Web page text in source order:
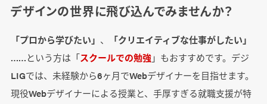
デザインの世界に飛び込んでみませんか？
「プロから学びたい」 、
「クリエイティブな仕事がしたい」
……という方は「スクールでの勉強」もおすすめです。デジ
LIGでは、未経験から6ヶ月でWebデザイナーを目指せます。
現役Webデザイナーによる授業と、手厚すぎる就職支援が特